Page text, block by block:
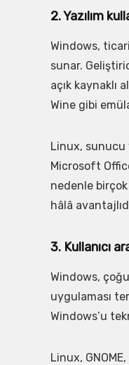
2. Yazılım
Windows,
sunar.
açık kaynaklı
Wine gibi
Linux, sunucu
Microsoft
nedenle
hâlâ
3. Kullanıcı
Windows,
uygulaması
Windows’u
Linux,